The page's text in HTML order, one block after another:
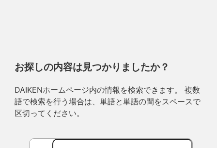
お探しの内容は見つかりましたか？
DAIKENホームページ内の情報を検索できます。 複数
語で検索を行う場合は、単語と単語の間をスペースで
区切ってください。